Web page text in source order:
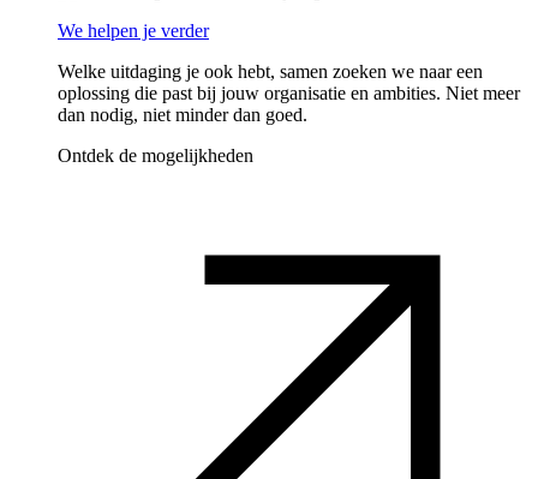
We helpen je verder
Welke uitdaging je ook hebt, samen zoeken we naar een
oplossing die past bij jouw organisatie en ambities. Niet meer
dan nodig, niet minder dan goed.
Ontdek de mogelijkheden